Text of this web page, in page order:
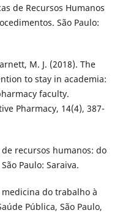
de Recursos Humanos
São Paulo:
M. J. (2018). The
to stay in academia:
faculty.
Pharmacy, 14(4), 387-
recursos humanos: do
Paulo: Saraiva.
medicina do trabalho à
Pública, São Paulo,